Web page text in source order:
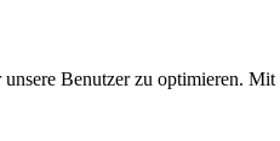
Benutzer zu optimieren.